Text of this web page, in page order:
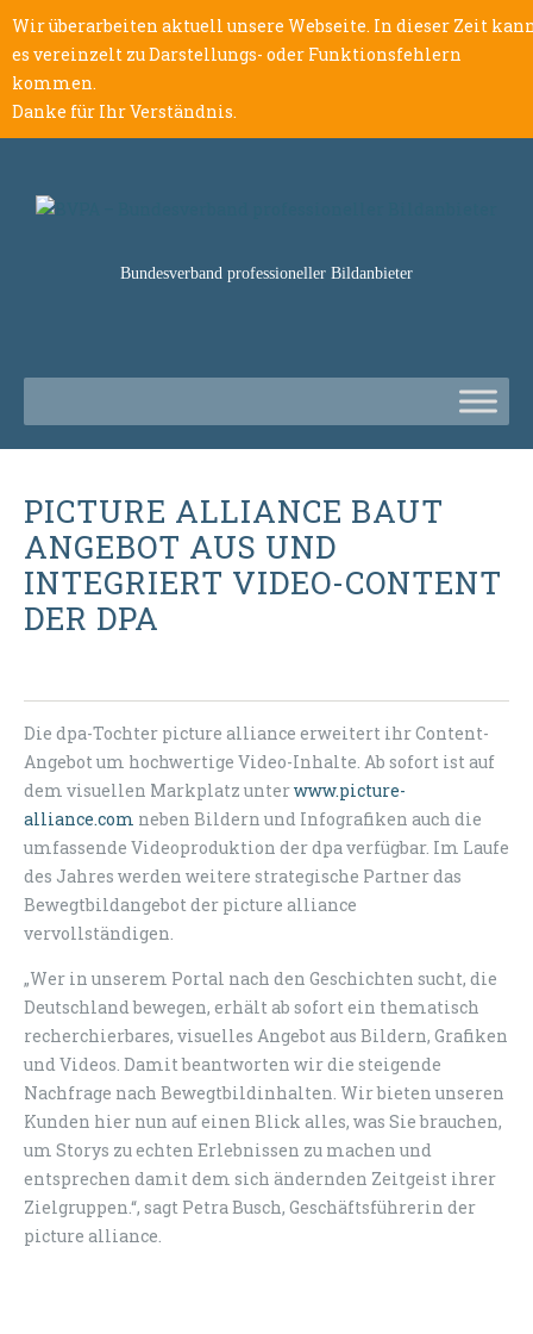
Wir überarbeiten aktuell unsere Webseite. In dieser Zeit
es vereinzelt zu Darstellungs- oder Funktionsfehlern
kommen.
Danke für Ihr Verständnis.
Bundesverband professioneller Bildanbieter
PICTURE ALLIANCE BAUT
ANGEBOT AUS UND
INTEGRIERT VIDEO-CONTENT
DER DPA
Die dpa-Tochter picture alliance erweitert ihr Content-
Angebot um hochwertige Video-Inhalte. Ab sofort ist auf
dem visuellen Markplatz unterwww.picture-
alliance.com neben Bildern und Infografiken auch die
umfassende Videoproduktion der dpa verfügbar. Im Laufe
des Jahres werden weitere strategische Partner das
Bewegtbildangebot der picture alliance
vervollständigen.
„Wer in unserem Portal nach den Geschichten sucht, die
Deutschland bewegen, erhält ab sofort ein thematisch
recherchierbares, visuelles Angebot aus Bildern, Grafiken
und Videos. Damit beantworten wir die steigende
Nachfrage nach Bewegtbildinhalten. Wir bieten unseren
Kunden hier nun auf einen Blick alles, was Sie brauchen,
um Storys zu echten Erlebnissen zu machen und
entsprechen damit dem sich ändernden Zeitgeist ihrer
Zielgruppen.“, sagt Petra Busch, Geschäftsführerin der
picture alliance.